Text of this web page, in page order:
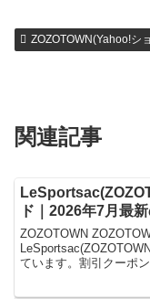
ZOZOTOWN(Yahoo!シ
関連記事
ド｜2026年7月最
ZOZOTOWN
ています。割引クーポ